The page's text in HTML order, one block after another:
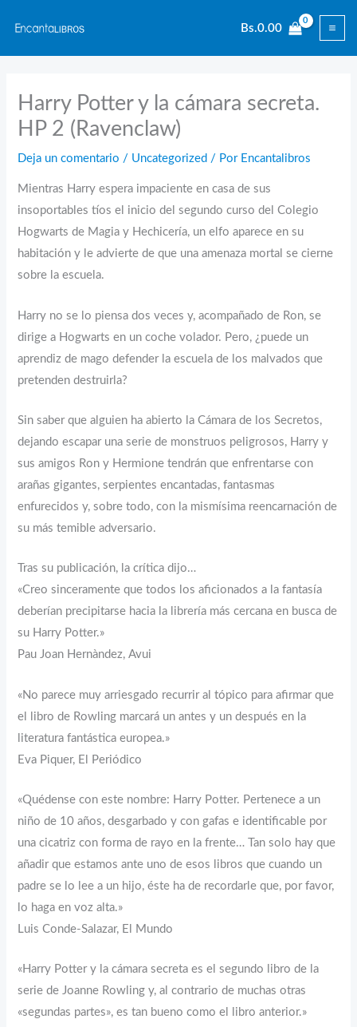
contenido
Bs.0.00
Harry Potter y la cámara secreta.
HP 2 (Ravenclaw)
Deja un comentario / Uncategorized / Por Encantalibros
Mientras Harry espera impaciente en casa de sus
insoportables tíos el inicio del segundo curso del Colegio
Hogwarts de Magia y Hechicería, un elfo aparece en su
habitación y le advierte de que una amenaza mortal se cierne
sobre la escuela.
Harry no se lo piensa dos veces y, acompañado de Ron, se
dirige a Hogwarts en un coche volador. Pero, ¿puede un
aprendiz de mago defender la escuela de los malvados que
pretenden destruirla?
Sin saber que alguien ha abierto la Cámara de los Secretos,
dejando escapar una serie de monstruos peligrosos, Harry y
sus amigos Ron y Hermione tendrán que enfrentarse con
arañas gigantes, serpientes encantadas, fantasmas
enfurecidos y, sobre todo, con la mismísima reencarnación de
su más temible adversario.
Tras su publicación, la crítica dijo…
«Creo sinceramente que todos los aficionados a la fantasía
deberían precipitarse hacia la librería más cercana en busca de
su Harry Potter.»
Pau Joan Hernàndez, Avui
«No parece muy arriesgado recurrir al tópico para afirmar que
el libro de Rowling marcará un antes y un después en la
literatura fantástica europea.»
Eva Piquer, El Periódico
«Quédense con este nombre: Harry Potter. Pertenece a un
niño de 10 años, desgarbado y con gafas e identificable por
una cicatriz con forma de rayo en la frente… Tan solo hay que
añadir que estamos ante uno de esos libros que cuando un
padre se lo lee a un hijo, éste ha de recordarle que, por favor,
lo haga en voz alta.»
Luis Conde-Salazar, El Mundo
«Harry Potter y la cámara secreta es el segundo libro de la
serie de Joanne Rowling y, al contrario de muchas otras
«segundas partes», es tan bueno como el libro anterior.»